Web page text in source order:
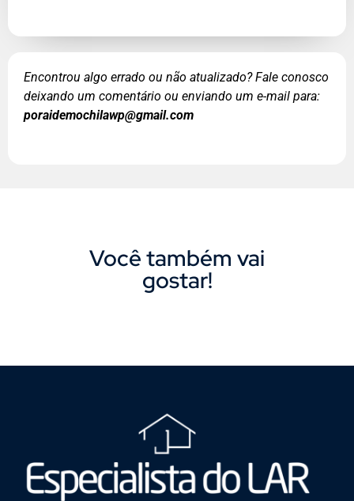
Encontrou algo errado ou não atualizado? Fale conosco
deixando um comentário ou enviando um e-mail para:
poraidemochilawp@gmail.com
Você também vai
gostar!